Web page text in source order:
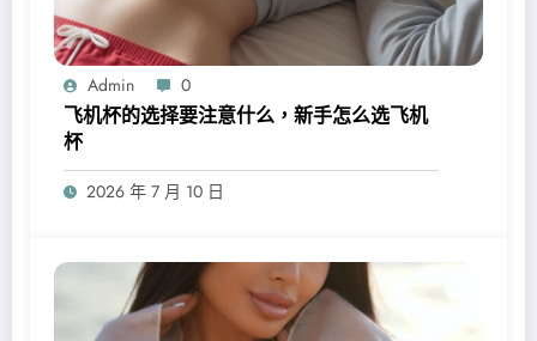
Admin 0
飞机杯的选择要注意什么，新手怎么选飞机
杯
2026 年 7 月 10 日